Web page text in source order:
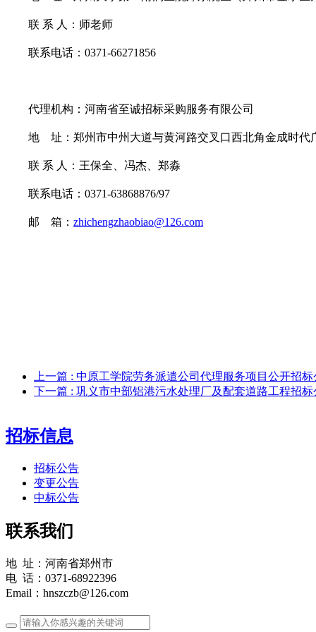
联 系 人： 师老师
联系电话： 0371-66271856
代理机构：河南省至诚招标采购服务有限公司
地 址：郑州市中州大道与黄河路交叉口西北角金成时代
联 系 人：王保全、冯杰、郑淼
联系电话： 0371-63868876/97
邮 箱： zhichengzhaobiao@126.com
上一篇 : 中原工学院劳务派遣公司代理服务项目公开招标
下一篇 : 巩义市中部铝港污水处理厂及配套道路工程招标
招标信息
招标公告
变更公告
中标公告
联系我们
地 址：河南省郑州市
电 话：0371-68922396
Email：hnszczb@126.com